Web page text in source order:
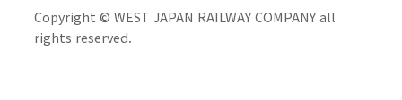
Copyright © WEST JAPAN RAILWAY COMPANY all
rights reserved.